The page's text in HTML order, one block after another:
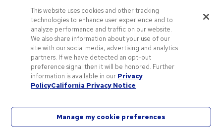
Termini d'uso
Condizioni di vendita
Lavorare in Pens.com
Offerte e risorse
Gadget personalizzati
Codici promozionali e coupon
Spunti Grafici Personalizzazione
This website uses cookies and other tracking
technologies to enhance user experience and to
analyze performance and traffic on our website.
We also share information about your use of our
site with our social media, advertising and analytics
partners. If we have detected an opt-out
preference signal then it will be honored. Further
information is available in our Privacy
PolicyCalifornia Privacy Notice
Manage my cookie preferences